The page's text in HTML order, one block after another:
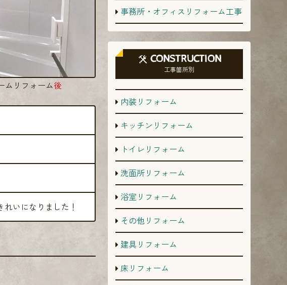
ムリフォーム後
いになりました！
事務所・オフィスリフォーム工事
CONSTRUCTION
工事箇所別
内装リフォーム
キッチンリフォーム
トイレリフォーム
洗面所リフォーム
浴室リフォーム
その他リフォーム
建具リフォーム
床リフォーム